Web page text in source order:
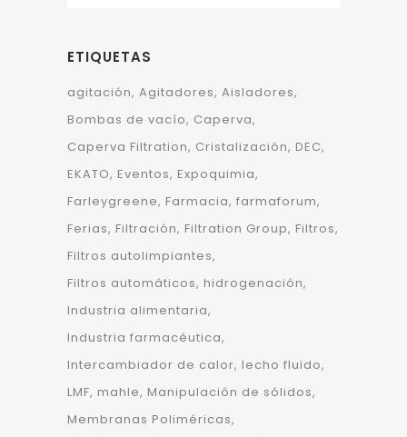
ETIQUETAS
agitación Agitadores Aisladores
Bombas de vacío Caperva
Caperva Filtration Cristalización DEC
EKATO Eventos Expoquimia
Farleygreene Farmacia farmaforum
Ferias Filtración Filtration Group Filtros
Filtros autolimpiantes
Filtros automáticos hidrogenación
Industria alimentaria
Industria farmacéutica
Intercambiador de calor lecho fluido
LMF mahle Manipulación de sólidos
Membranas Poliméricas